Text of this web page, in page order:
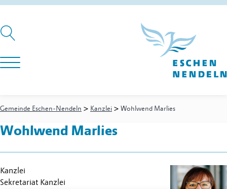
Gemeinde Eschen-Nendeln > Kanzlei > Wohlwend Marlies
Wohlwend Marlies
Kanzlei
Sekretariat Kanzlei